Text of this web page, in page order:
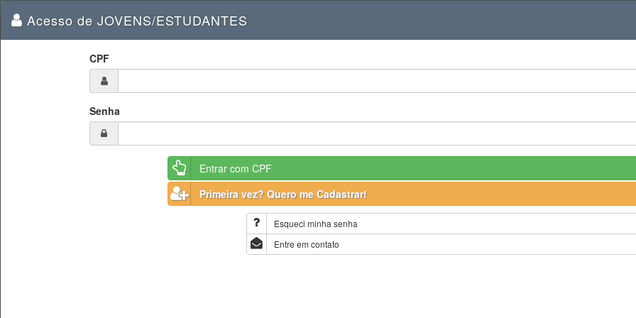
Acesso de JOVENS/ESTUDANTES
CPF
Senha
Entrar com CPF
Primeira vez? Quero me Cadastrar!
Esqueci minha senha
Entre em contato